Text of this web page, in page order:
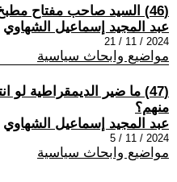
(46) السيد صاحب مفتاح مطبخ الفرح
عبد المجيد إسماعيل الشهاوي
2024 / 11 / 21
مواضيع وابحاث سياسية
(47) ما ضير الديمقراطية لو
منهم؟
عبد المجيد إسماعيل الشهاوي
2024 / 11 / 5
مواضيع وابحاث سياسية